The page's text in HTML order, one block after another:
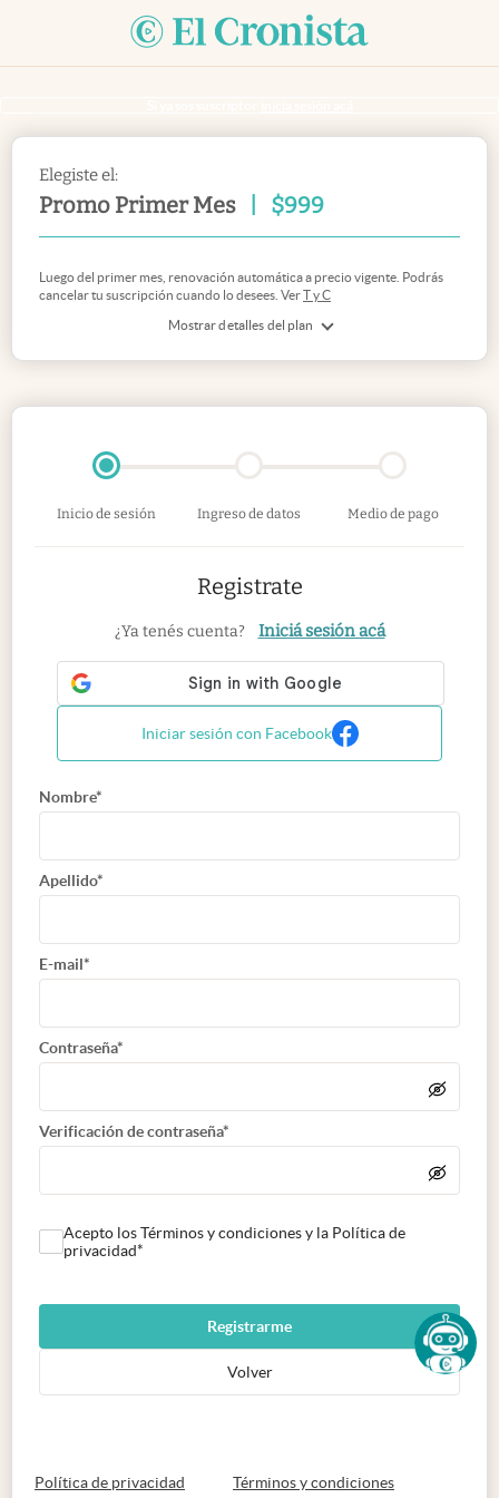
Elegiste el:
Promo Primer Mes $999
Mostrar detalles del plan
Luego del primer mes, renovación automática a precio vigente. Podrás
cancelar tu suscripción cuando lo desees. VerT y C
Inicio de sesión Ingreso de datos Medio de pago
Registrate
¿Ya tenés cuenta? Iniciá sesión acá
Iniciar sesión con Facebook
Nombre*
Apellido*
E-mail*
Contraseña*
Verificación de contraseña*
Acepto los Términos y condiciones y la Política de
privacidad*
Registrarme
Volver
Política de privacidad abre en nueva pestaña
Términos y condicionesabre en nueva